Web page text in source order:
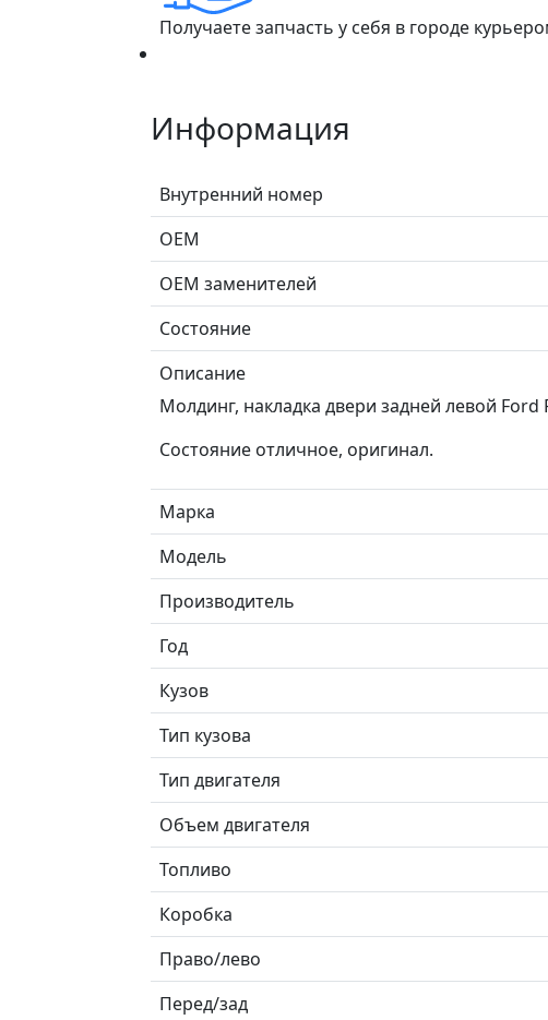
Получаете запчасть у себя в городе
Информация
Внутренний номер
ОЕМ
ОЕМ заменителей
Состояние
Описание
Молдинг, накладка двери задней левой
Состояние отличное, оригинал.
Марка
Модель
Производитель
Год
Кузов
Тип кузова
Тип двигателя
Объем двигателя
Топливо
Коробка
Право/лево
Перед/зад